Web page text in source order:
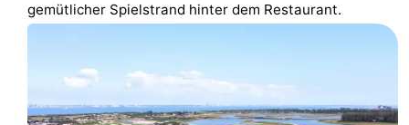
Reiten
gemütlicher Spielstrand hinter dem Restaurant.